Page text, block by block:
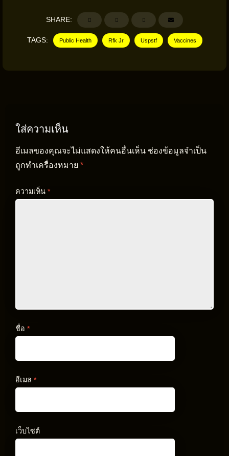
SHARE:
TAGS: Public Health Rfk Jr Uspstf Vaccines
ใส่ความเห็น
อีเมลของคุณจะไม่แสดงให้คนอื่นเห็น ช่องข้อมูลจำเป็น
ถูกทำเครื่องหมาย *
ความเห็น *
ชื่อ *
อีเมล *
เว็บไซต์